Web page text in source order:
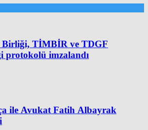
Birliği, TİMBİR ve TDGF
protokolü imzalandı
ile Avukat Fatih Albayrak